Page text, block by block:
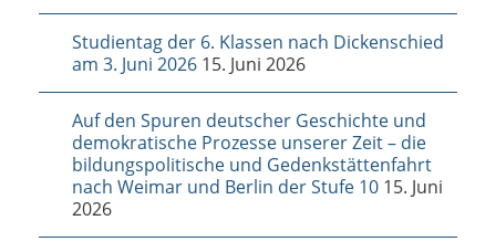
Studientag der 6. Klassen nach Dickenschied
am 3. Juni 2026 15. Juni 2026
Auf den Spuren deutscher Geschichte und
demokratische Prozesse unserer Zeit – die
bildungspolitische und Gedenkstättenfahrt
nach Weimar und Berlin der Stufe 10 15. Juni
2026